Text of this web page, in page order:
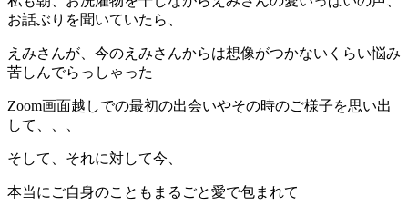
お話ぶりを聞いていたら、
えみさんが、今のえみさんからは想像がつかないくらい悩み
苦しんでらっしゃった
Zoom画面越しでの最初の出会いやその時のご様子を思い出
して、、、
そして、それに対して今、
本当にご自身のこともまるごと愛で包まれて